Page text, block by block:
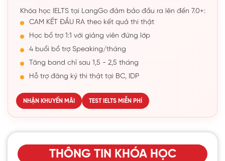
Khóa học IELTS tại LangGo đảm bảo đầu ra lên đến 7.0+:
CAM KẾT ĐẦU RA theo kết quả thi thật
Học bổ trợ 1:1 với giảng viên đứng lớp
4 buổi bổ trợ Speaking/tháng
Tăng band chỉ sau 1,5 - 2,5 tháng
Hỗ trợ đăng ký thi thật tại BC, IDP
NHẬN KHUYẾN MÃI TEST IELTS MIỄN PHÍ
THÔNG TIN KHÓA HỌC